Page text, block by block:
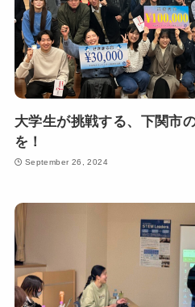
大学生が挑戦する、下関市
を！
September 26, 2024